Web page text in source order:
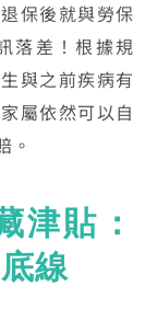
保後就與勞保
落差！根據規
與之前疾病有
屬依然可以自
。
津貼：
線